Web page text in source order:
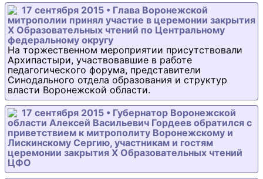
17 сентября 2015 • Глава Воронежской
митрополии принял участие в церемонии закрытия
Х Образовательных чтений по Центральному
федеральному округу
На торжественном мероприятии присутствовали
Архипастыри, участвовавшие в работе
педагогического форума, представители
Синодального отдела образования и структур
власти Воронежской области.
17 сентября 2015 • Губернатор Воронежской
области Алексей Васильевич Гордеев обратился с
приветствием к митрополиту Воронежскому и
Лискинскому Сергию, участникам и гостям
церемонии закрытия Х Образовательных чтений
ЦФО